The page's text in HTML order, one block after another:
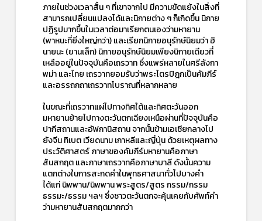
ภายในช่วงเวลาสั้น ๆ ที่เขาจากไป มีความขัดแย้งในสิ่งที่
สามารถเปลี่ยนแปลงได้และนิกายต่าง ๆ ก็เกิดขึ้น นิกาย
ปฏิรูปมากขึ้นในเวลาต่อมาเรียกตนเองว่ามหายาน
(พาหนะที่ยิ่งใหญ่กว่า) และเรียกนิกายอนุรักษ์นิยมว่า ฮิ
นายนะ (ยานเล็ก) นิกายอนุรักษ์นิยมเพียงนิกายเดียวที่
เหลืออยู่ในปัจจุบันคือเถรวาท ซึ่งแพร่หลายในศรีลังกา
พม่า และไทย เถรวาทยอมรับว่าพระไตรปิฎกเป็นคัมภีร์
และอรรถกถาเถรวาทโบราณที่หลากหลาย
ในขณะที่เถรวาทแผ่ไปทางทิศใต้และทิศตะวันออก
มหายานย้ายไปทางตะวันตกเฉียงเหนือผ่านที่ปัจจุบันคือ
ปากีสถานและอัฟกานิสถาน จากนั้นข้ามเอเชียกลางไป
ยังจีน ทิเบต เวียดนาม เกาหลีและญี่ปุ่น ด้วยเหตุผลทาง
ประวัติศาสตร์ ภาษาของคัมภีร์มหายานคือภาษา
สันสกฤต และภาษาเถรวาทคือภาษาบาลี ดังนั้นความ
แตกต่างในการสะกดคำในพุทธศาสนาทั่วไปบางคำ
ได้แก่ นิพพาน/นิพพาน พระสูตร/สูตร กรรม/กรรม
ธรรมะ/ธรรม ฯลฯ ซึ่งชาวตะวันตกจะคุ้นเคยกับศัพท์คำ
ว่ามหายานสันสกฤตมากกว่า